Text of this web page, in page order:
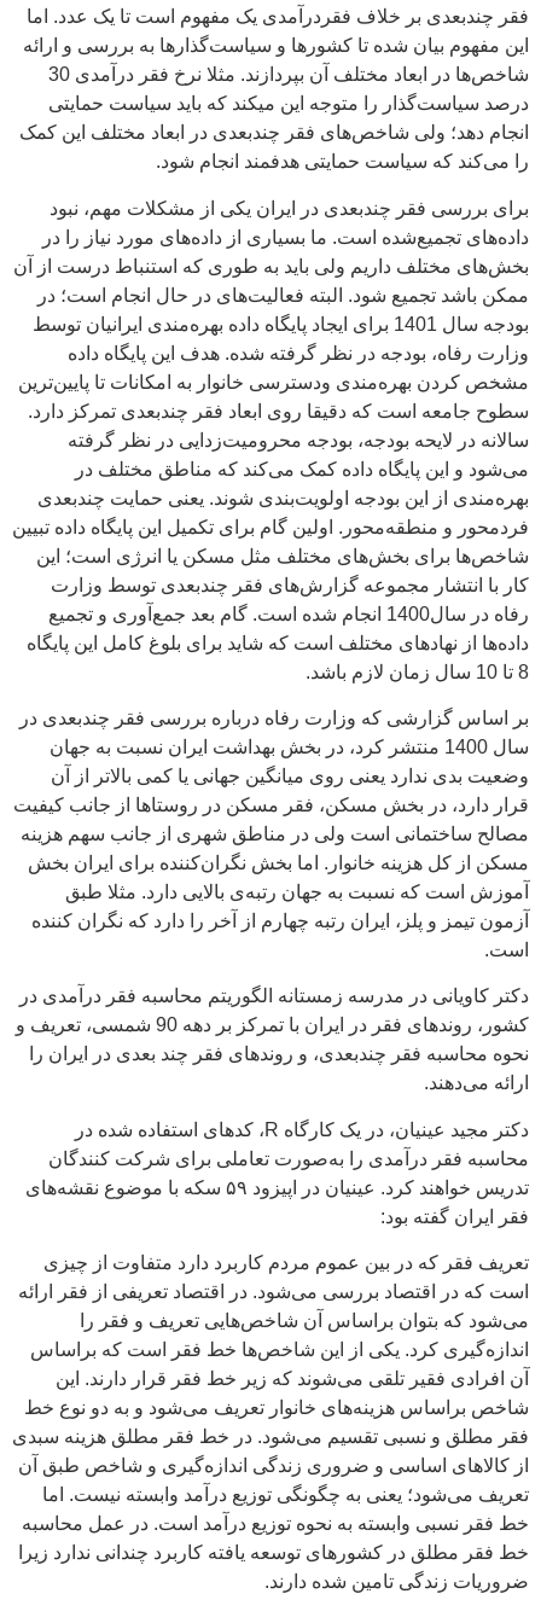
فقر چندبعدی بر خلاف فقردرآمدی یک مفهوم است تا یک عدد. اما
این مفهوم بیان شده تا کشورها و سیاست‌گذارها به بررسی و ارائه
شاخص‌ها در ابعاد مختلف آن بپردازند. مثلا نرخ فقر درآمدی 30
درصد سیاست‌گذار را متوجه این میکند که باید سیاست حمایتی
انجام دهد؛ ولی شاخص‌های فقر چندبعدی در ابعاد مختلف این کمک
را می‌کند که سیاست حمایتی هدفمند انجام شود.
برای بررسی فقر چندبعدی در ایران یکی از مشکلات مهم، نبود
داده‌‌های تجمیع‌شده است. ما بسیاری از داده‌های مورد نیاز را در
بخش‌های مختلف داریم ولی باید به طوری که استنباط درست از آن
ممکن باشد تجمیع شود. البته فعالیت‌های در حال انجام است؛ در
بودجه سال 1401 برای ایجاد پایگاه داده بهره‌مندی ایرانیان توسط
وزارت رفاه، بودجه در نظر گرفته شده. هدف این پایگاه داده
مشخص کردن بهره‌مندی ودسترسی خانوار به امکانات تا پایین‌ترین
سطوح جامعه است که دقیقا روی ابعاد فقر چندبعدی تمرکز دارد.
سالانه در لایحه بودجه، بودجه محرومیت‌زدایی در نظر گرفته
می‌شود و این پایگاه داده کمک می‌کند که مناطق مختلف در
بهره‌مندی از این بودجه اولویت‌بندی شوند. یعنی حمایت چندبعدی
فردمحور و منطقه‌محور. اولین گام برای تکمیل این پایگاه داده تبیین
شاخص‌ها برای بخش‌های مختلف مثل مسکن یا انرژی است؛ این
کار با انتشار مجموعه گزارش‌های فقر چندبعدی توسط وزارت
رفاه در سال1400 انجام شده است. گام بعد جمع‌آوری و تجمیع
داده‌ها از نهادهای مختلف است که شاید برای بلوغ کامل این پایگاه
8 تا 10 سال زمان لازم باشد.
بر اساس گزارشی که وزارت رفاه درباره بررسی فقر چندبعدی در
سال 1400 منتشر کرد، در بخش بهداشت ایران نسبت به جهان
وضعیت بدی ندارد یعنی روی میانگین جهانی یا کمی بالاتر از آن
قرار دارد، در بخش مسکن، فقر مسکن در روستاها از جانب کیفیت
مصالح ساختمانی است ولی در مناطق شهری از جانب سهم هزینه
مسکن از کل هزینه خانوار. اما بخش نگران‌کننده برای ایران بخش
آموزش است که نسبت به جهان رتبه‌ی بالایی دارد. مثلا طبق
آزمون تیمز و پلز، ایران رتبه چهارم از آخر را دارد که نگران کننده
است.
دکتر کاویانی در مدرسه زمستانه الگوریتم محاسبه فقر درآمدی در
کشور، روندهای فقر در ایران با تمرکز بر دهه 90 شمسی، تعریف و
نحوه محاسبه فقر چندبعدی، و روندهای فقر چند بعدی در ایران را
ارائه می‌دهند.
دکتر مجید عینیان، در یک کارگاه R، کدهای استفاده شده در
محاسبه فقر درآمدی را به‌صورت تعاملی برای شرکت کنندگان
تدریس خواهند کرد. عینیان در اپیزود ۵۹ سکه با موضوع نقشه‌های
فقر ایران گفته بود:
تعریف فقر که در بین عموم مردم کاربرد دارد متفاوت از چیزی
است که در اقتصاد بررسی می‌شود. در اقتصاد تعریفی از فقر ارائه
می‌شود که بتوان براساس آن شاخص‌هایی تعریف و فقر را
اندازه‌گیری کرد. یکی از این شاخص‌ها خط فقر است که براساس
آن افرادی فقیر تلقی می‌شوند که زیر خط فقر قرار دارند. این
شاخص براساس هزینه‌های خانوار تعریف می‌شود و به دو نوع خط
فقر مطلق و نسبی تقسیم می‌شود. در خط فقر مطلق هزینه سبدی
از کالاهای اساسی و ضروری زندگی اندازه‌گیری و شاخص طبق آن
تعریف می‌شود؛ یعنی به چگونگی توزیع درآمد وابسته نیست. اما
خط فقر نسبی وابسته به نحوه توزیع درآمد است. در عمل محاسبه
خط فقر مطلق در کشورهای توسعه یافته کاربرد چندانی ندارد زیرا
ضروریات زندگی تامین شده دارند.